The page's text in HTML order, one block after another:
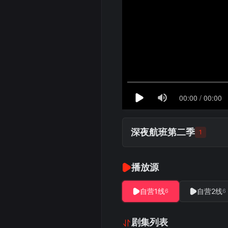
深夜航班第二季 1
播放源
自营1线6 自营2线6
剧集列表